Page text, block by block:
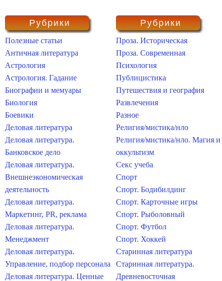
Рубрики
Полезные статьи
Античная литература
Астрология
Астрология. Гадание
Биографии и мемуары
Биология
Боевики
Деловая литература
Деловая литература.
Банковское дело
Деловая литература.
Внешнеэкономическая
деятельность
Деловая литература.
Маркетинг, PR, реклама
Деловая литература.
Менеджмент
Деловая литература.
Управление, подбор персонала
Деловая литература. Ценные
Рубрики
Проза. Историческая
Проза. Современная
Психология
Публицистика
Путешествия и география
Развлечения
Разное
Религия/мистика/нло
Религия/мистика/нло. Магия и
оккультизм
Секс учеба
Спорт
Спорт. Бодибилдинг
Спорт. Карточные игры
Спорт. Рыболовный
Спорт. Футбол
Спорт. Хоккей
Старинная литература
Старинная литература.
Древневосточная